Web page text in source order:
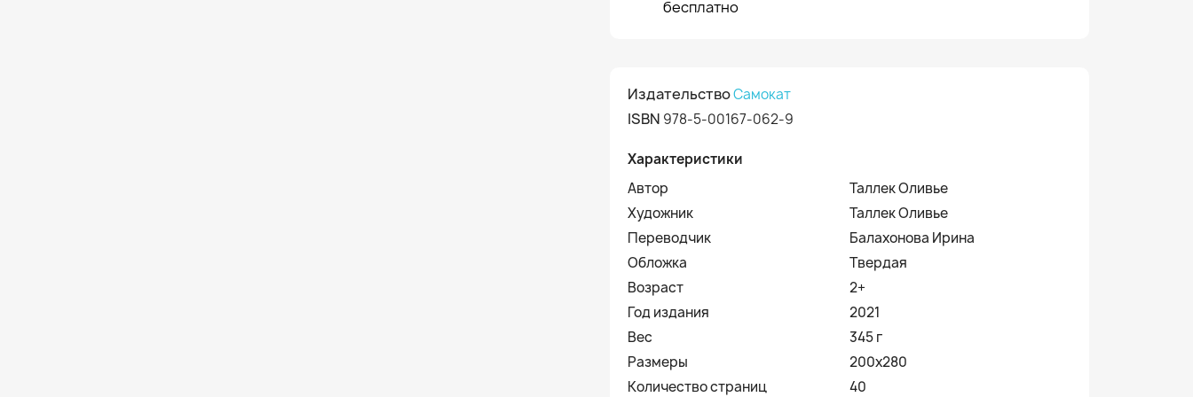
бесплатно
ИздательствоСамокат
ISBN 978-5-00167-062-9
Характеристики
Автор
Таллек Оливье
Художник
Таллек Оливье
Переводчик
Балахонова Ирина
Обложка
Твердая
Возраст
2+
Год издания
2021
Вес
345 г
Размеры
200х280
Количество страниц
40